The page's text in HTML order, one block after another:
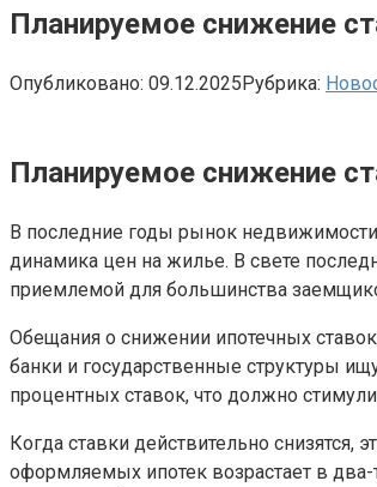
Планируемое снижение
Опубликовано: 09.12.2025Рубрика:
Планируемое снижение
В последние годы рынок
динамика цен на жилье. В свете
приемлемой для большинства
Обещания о снижении ипотечных
банки и государственные структуры
процентных ставок, что должно
Когда ставки действительно
оформляемых ипотек возрастает в